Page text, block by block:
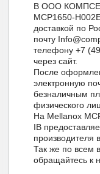
В ООО
MCP1650-
доставкой по
почту
телефону +7
через сайт.
После
электронную
безналичным
физического
На Mellanox
IB
производителя
Так же по всем
обращайтесь к